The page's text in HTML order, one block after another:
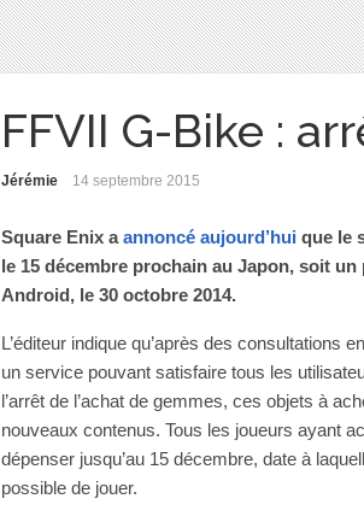
FFVII G-Bike :
Jérémie 14 septembre 2015
Square Enix aannoncé aujourd’huique le
le 15 décembre prochain au Japon, soit
Android, le 30 octobre 2014.
L’éditeur indique qu’après des consultations
un service pouvant satisfaire tous les
l’arrêt de l’achat de gemmes, ces objets à
nouveaux contenus. Tous les joueurs ayant
dépenser jusqu’au 15 décembre, date à
possible de jouer.